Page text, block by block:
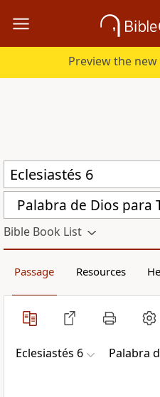
Preview the new
Palabra de Dios para
Bible Book List
Passage Resources
Eclesiastés 6 Palabra